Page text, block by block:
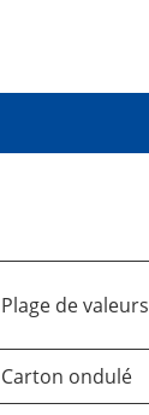
Plage de
Carton ondulé